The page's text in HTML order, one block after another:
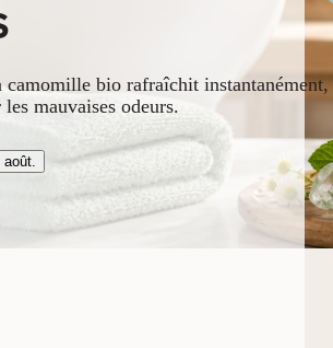
bio rafraîchit instantanément,
mauvaises odeurs.